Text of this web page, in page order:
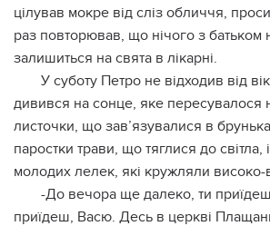
цілував мокре від сліз обличчя,
раз повторював, що нічого з батьком
залишиться на свята в лікарні.
У суботу Петро не відходив від
дивився на сонце, яке пересувалося
листочки, що зав’язувалися в
паростки трави, що тяглися до світла,
молодих лелек, які кружляли високо-
-До вечора ще далеко, ти
приїдеш, Васю. Десь в церкві